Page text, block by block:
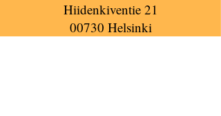
Hiidenkiventie 21
00730 Helsinki